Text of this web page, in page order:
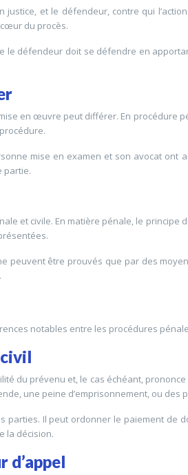
et le défendeur, contre qui
du procès.
défendeur doit se défendre en
en œuvre peut différer. En procédure
mise en examen et son avocat ont
partie.
et civile. En matière pénale, le
être prouvés que par des
notables entre les procédures
du prévenu et, le cas échéant,
une peine d’emprisonnement, ou des
Il peut ordonner le paiement de
la décision.
d’appel